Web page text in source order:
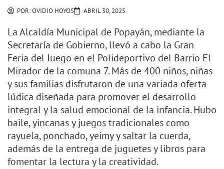
POR:OVIDIO HOYOS ABRIL 30, 2025
La Alcaldía Municipal de Popayán, mediante la
Secretaría de Gobierno, llevó a cabo la Gran
Feria del Juego en el Polideportivo del Barrio El
Mirador de la comuna 7. Más de 400 niños, niñas
y sus familias disfrutaron de una variada oferta
lúdica diseñada para promover el desarrollo
integral y la salud emocional de la infancia. Hubo
baile, yincanas y juegos tradicionales como
rayuela, ponchado, yeimy y saltar la cuerda,
además de la entrega de juguetes y libros para
fomentar la lectura y la creatividad.